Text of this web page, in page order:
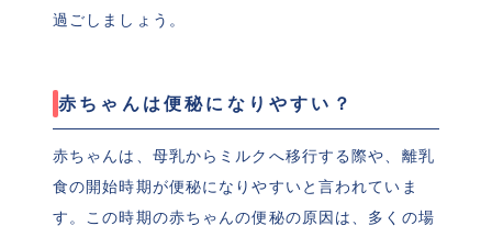
過ごしましょう。
赤ちゃんは便秘になりやすい？
赤ちゃんは、母乳からミルクへ移行する際や、離乳
食の開始時期が便秘になりやすいと言われていま
す。この時期の赤ちゃんの便秘の原因は、多くの場